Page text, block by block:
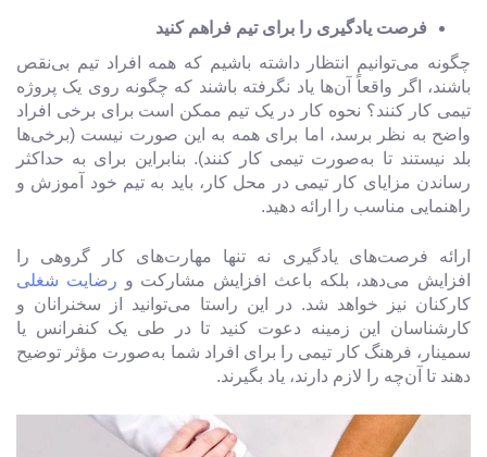
فرصت یادگیری را برای تیم فراهم کنید
چگونه می‌توانیم انتظار داشته باشیم که همه افراد تیم بی‌نقص
باشند، اگر واقعاً آن‌ها یاد نگرفته باشند که چگونه روی یک پروژه
تیمی کار کنند؟ نحوه کار در یک تیم ممکن است برای برخی افراد
واضح به نظر برسد، اما برای همه به این صورت نیست (برخی‌ها
بلد نیستند تا به‌صورت تیمی کار کنند). بنابراین برای به حداکثر
رساندن مزایای کار تیمی در محل کار، باید به تیم خود آموزش و
راهنمایی مناسب را ارائه دهید.
ارائه فرصت‌های یادگیری نه تنها مهارت‌های کار گروهی را
افزایش می‌دهد، بلکه باعث افزایش مشارکت و رضایت شغلی
کارکنان نیز خواهد شد. در این راستا می‌توانید از سخنرانان و
کارشناسان این زمینه دعوت کنید تا در طی یک کنفرانس یا
سمینار، فرهنگ کار تیمی را برای افراد شما به‌صورت مؤثر توضیح
دهند تا آن‌چه را لازم دارند، یاد بگیرند.